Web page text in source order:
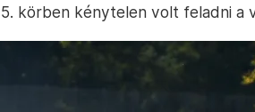
körben kénytelen volt feladni a